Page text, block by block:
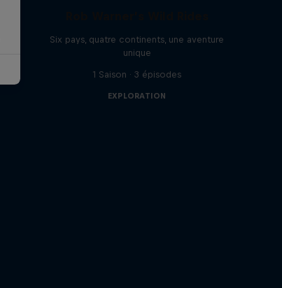
Six pays, quatre continents, une aventure
unique
1 Saison · 3 épisodes
EXPLORATION